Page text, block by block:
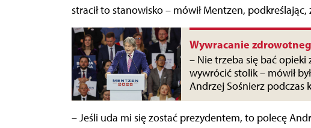
stracił to stanowisko – mówił Mentzen,
Wywracanie
– Nie trzeba się bać
wywrócić stolik – mówił
Andrzej Sośnierz podczas
– Jeśli uda mi się zostać prezydentem, to polecę